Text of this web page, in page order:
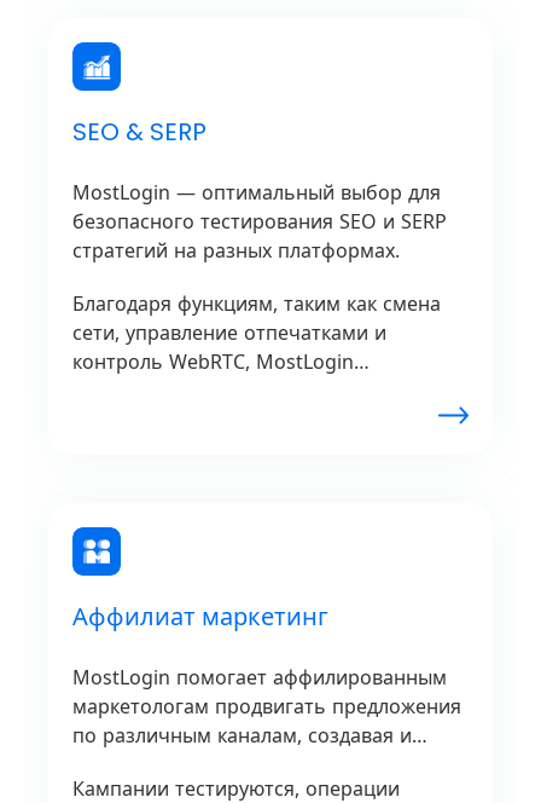
SEO & SERP
MostLogin — оптимальный выбор для
безопасного тестирования SEO и SERP
стратегий на разных платформах.
Благодаря функциям, таким как смена
сети, управление отпечатками и
контроль WebRTC, MostLogin
активность на нескольких устройствах и
Аффилиат маркетинг
MostLogin помогает аффилированным
маркетологам продвигать предложения
по различным каналам, создавая и
Кампании тестируются, операции